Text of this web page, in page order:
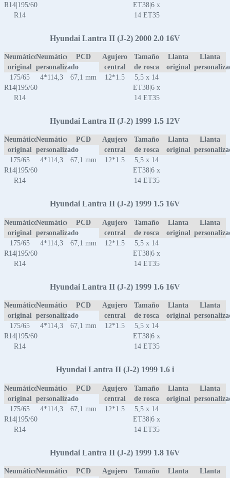
R14|195/60
R14
ET38|6 x
14 ET35
Hyundai Lantra II (J-2) 2000 2.0 16V
Neumático
original
Neumático
personalizado
PCD
Agujero
central
Tamaño
de rosca
Llanta
original
Llanta
175/65
R14|195/60
R14
4*114,3 67,1 mm 12*1.5
5,5 x 14
ET38|6 x
14 ET35
Hyundai Lantra II (J-2) 1999 1.5 12V
Neumático
original
Neumático
personalizado
PCD
Agujero
central
Tamaño
de rosca
Llanta
original
Llanta
175/65
R14|195/60
R14
4*114,3 67,1 mm 12*1.5
5,5 x 14
ET38|6 x
14 ET35
Hyundai Lantra II (J-2) 1999 1.5 16V
Neumático
original
Neumático
personalizado
PCD
Agujero
central
Tamaño
de rosca
Llanta
original
Llanta
175/65
R14|195/60
R14
4*114,3 67,1 mm 12*1.5
5,5 x 14
ET38|6 x
14 ET35
Hyundai Lantra II (J-2) 1999 1.6 16V
Neumático
original
Neumático
personalizado
PCD
Agujero
central
Tamaño
de rosca
Llanta
original
Llanta
175/65
R14|195/60
R14
4*114,3 67,1 mm 12*1.5
5,5 x 14
ET38|6 x
14 ET35
Hyundai Lantra II (J-2) 1999 1.6 i
Neumático
original
Neumático
personalizado
PCD
Agujero
central
Tamaño
de rosca
Llanta
original
Llanta
175/65
R14|195/60
R14
4*114,3 67,1 mm 12*1.5
5,5 x 14
ET38|6 x
14 ET35
Hyundai Lantra II (J-2) 1999 1.8 16V
NeumáticoNeumático
PCD
Agujero
Tamaño
Llanta
Llanta